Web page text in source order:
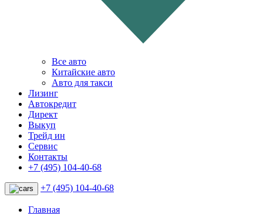
Все авто
Китайские авто
Авто для такси
Лизинг
Автокредит
Директ
Выкуп
Трейд ин
Сервис
Контакты
+7 (495) 104-40-68
+7 (495) 104-40-68
Главная